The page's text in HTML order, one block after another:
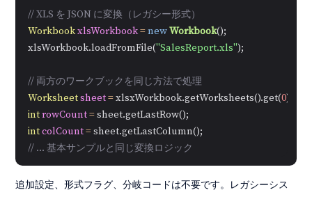
// XLS を JSON に変換（レガシー形式）
WorkbookxlsWorkbook=newWorkbook();
xlsWorkbook.loadFromFile("SalesReport.xls");
// 両方のワークブックを同じ方法で処理
Worksheetsheet= xlsxWorkbook.getWorksheets().get(0
introwCount=
intcolCount=
// ... 基本サンプルと同じ変換ロジック
追加設定、形式フラグ、分岐コードは不要です。レガシーシス